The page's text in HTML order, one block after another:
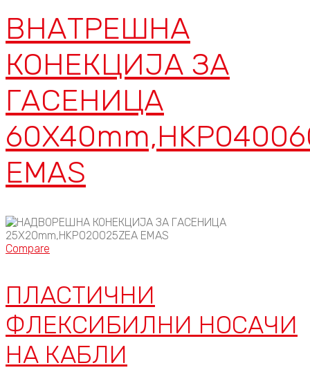
ВНАТРЕШНА
КОНЕКЦИЈА ЗА
ГАСЕНИЦА
EMAS
Compare
ПЛАСТИЧНИ
ФЛЕКСИБИЛНИ НОСАЧИ
НА КАБЛИ